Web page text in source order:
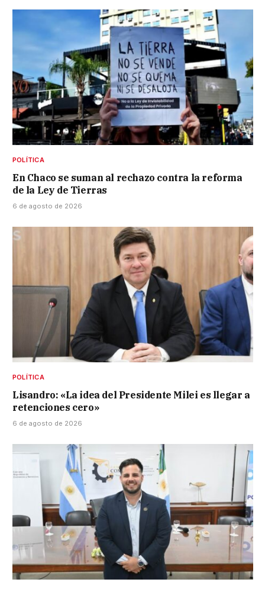
POLÍTICA
En Chaco se suman al rechazo contra la reforma
de la Ley de Tierras
6 de agosto de 2026
POLÍTICA
Lisandro: «La idea del Presidente Milei es llegar a
retenciones cero»
6 de agosto de 2026